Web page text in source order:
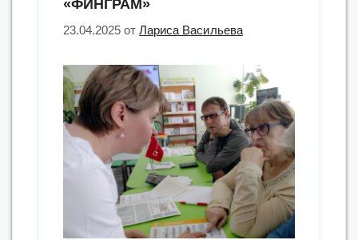
«ФИНГРАМ»
23.04.2025 отЛариса Васильева